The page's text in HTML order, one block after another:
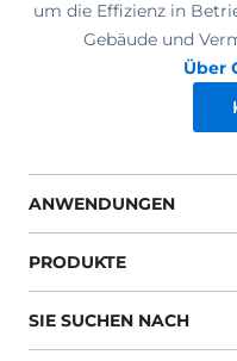
um die Effizienz in
Gebäude und
Über
ANWENDUNGEN
PRODUKTE
SIE SUCHEN NACH